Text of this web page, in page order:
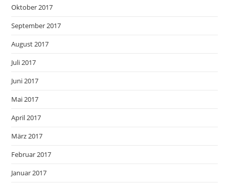
Oktober 2017
September 2017
August 2017
Juli 2017
Juni 2017
Mai 2017
April 2017
März 2017
Februar 2017
Januar 2017